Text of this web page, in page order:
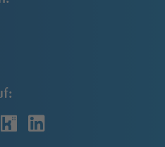
kununulinkedin